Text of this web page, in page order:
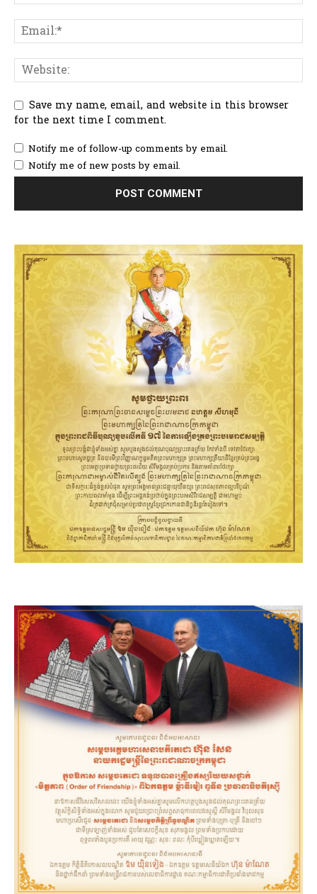
Save my name, email, and website in this browser
for the next time I comment.
Notify me of follow-up comments by email.
Notify me of new posts by email.